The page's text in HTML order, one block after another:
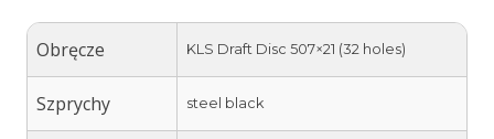
Obręcze KLS Draft Disc 507×21 (32 holes)
Szprychy steel black